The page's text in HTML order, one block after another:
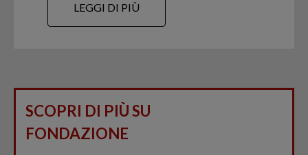
LEGGI DI PIÙ
SCOPRI DI PIÙ SU
FONDAZIONE